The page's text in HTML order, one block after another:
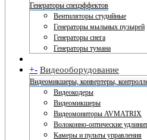
Генераторы спецэффектов
Вентиляторы студийные
Генераторы мыльных пузырей
Генераторы снега
Генераторы тумана
+- Видеооборудование
Видеомикшеры, конвертеры,
Видеокодеры
Видеомикшеры
Видеомониторы AVMATRIX
Волоконно-оптические
Камеры и пульты управления